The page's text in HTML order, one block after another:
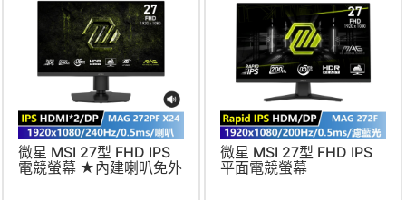
微星 MSI 27型 FHD IPS
電競螢幕 ★內建喇叭免外
微星 MSI 27型 FHD IPS
平面電競螢幕